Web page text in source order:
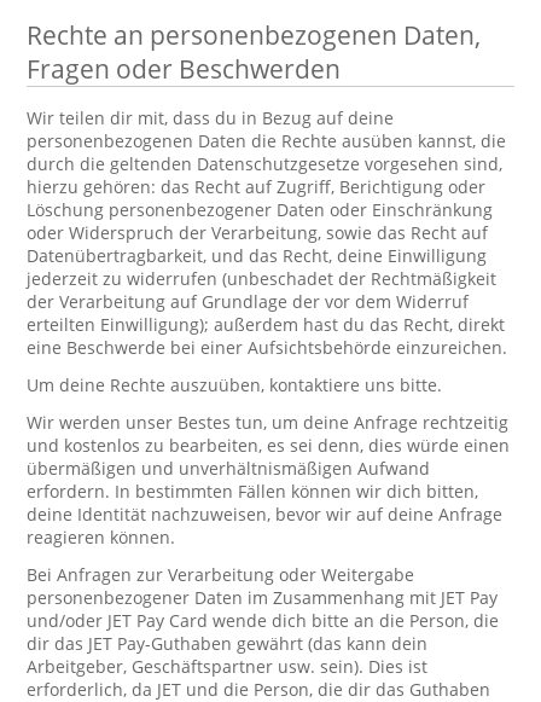
Rechte an personenbezogenen Daten,
Fragen oder Beschwerden
Wir teilen dir mit, dass du in Bezug auf deine
personenbezogenen Daten die Rechte ausüben kannst, die
durch die geltenden Datenschutzgesetze vorgesehen sind,
hierzu gehören: das Recht auf Zugriff, Berichtigung oder
Löschung personenbezogener Daten oder Einschränkung
oder Widerspruch der Verarbeitung, sowie das Recht auf
Datenübertragbarkeit, und das Recht, deine Einwilligung
jederzeit zu widerrufen (unbeschadet der Rechtmäßigkeit
der Verarbeitung auf Grundlage der vor dem Widerruf
erteilten Einwilligung); außerdem hast du das Recht, direkt
eine Beschwerde bei einer Aufsichtsbehörde einzureichen.
Um deine Rechte auszuüben, kontaktiere uns bitte.
Wir werden unser Bestes tun, um deine Anfrage rechtzeitig
und kostenlos zu bearbeiten, es sei denn, dies würde einen
übermäßigen und unverhältnismäßigen Aufwand
erfordern. In bestimmten Fällen können wir dich bitten,
deine Identität nachzuweisen, bevor wir auf deine Anfrage
reagieren können.
Bei Anfragen zur Verarbeitung oder Weitergabe
personenbezogener Daten im Zusammenhang mit JET Pay
und/oder JET Pay Card wende dich bitte an die Person, die
dir das JET Pay-Guthaben gewährt (das kann dein
Arbeitgeber, Geschäftspartner usw. sein). Dies ist
erforderlich, da JET und die Person, die dir das Guthaben